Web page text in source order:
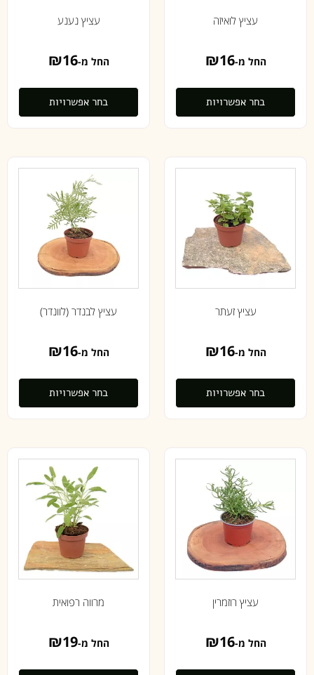
עציץ לואיזה
החל מ- ₪16
בחר אפשרויות
עציץ נענע
החל מ- ₪16
בחר אפשרויות
עציץ זעתר
החל מ- ₪16
בחר אפשרויות
עציץ לבנדר (לוונדר)
החל מ- ₪16
בחר אפשרויות
עציץ רוזמרין
החל מ- ₪16
מרווה רפואית
החל מ- ₪19